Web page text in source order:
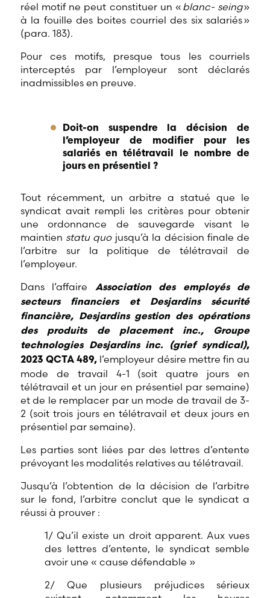
réel motif ne peut constituer un « blanc- seing»
à la fouille des boites courriel des six salariés »
(para. 183).
Pour ces motifs, presque tous les courriels
interceptés par l’employeur sont déclarés
inadmissibles en preuve.
Doit-on suspendre la décision de
l’employeur de modifier pour les
salariés en télétravail le nombre de
jours en présentiel ?
Tout récemment, un arbitre a statué que le
syndicat avait rempli les critères pour obtenir
une ordonnance de sauvegarde visant le
maintien statu quojusqu’à la décision finale de
l’arbitre sur la politique de télétravail de
l’employeur.
Dans l’affaire
Association des employés de
secteurs financiers et Desjardins sécurité
financière, Desjardins gestion des opérations
des produits de placement inc., Groupe
technologies Desjardins inc. (grief syndical),
2023 QCTA 489, l’employeur désire mettre fin au
mode de travail 4-1 (soit quatre jours en
télétravail et un jour en présentiel par semaine)
et de le remplacer par un mode de travail de 3-
2 (soit trois jours en télétravail et deux jours en
présentiel par semaine).
Les parties sont liées par des lettres d’entente
prévoyant les modalités relatives au télétravail.
Jusqu’à l’obtention de la décision de l’arbitre
sur le fond, l’arbitre conclut que le syndicat a
réussi à prouver :
1/ Qu’il existe un droit apparent. Aux vues
des lettres d’entente, le syndicat semble
avoir une « cause défendable »
2/ Que plusieurs préjudices sérieux